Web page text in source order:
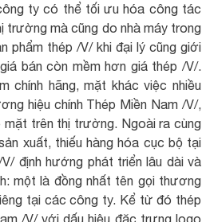
ty có thể tối ưu hóa công tác
trường mà cũng do nhà máy trong
phẩm thép /V/ khi đại lý cũng giới
bán còn mềm hơn giá thép /V/.
chính hãng, mặt khác việc nhiều
hiệu chính Thép Miền Nam /V/,
trên thị trường. Ngoài ra cùng
xuất, thiếu hàng hóa cục bộ tại
định hướng phát triển lâu dài và
một là đồng nhất tên gọi thương
tại các công ty. Kể từ đó thép
/V/ với dấu hiệu đặc trưng logo